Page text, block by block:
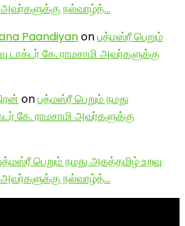
அவர்களுக்கு நல்வாழ்த்…
Paandiyanonபத்மஸ்ரீ பெறும்
டாக்டர் கே. ராமசாமி அவர்களுக்கு
onபத்மஸ்ரீ பெறும் நமது
கே. ராமசாமி அவர்களுக்கு
பெறும் நமது அகத்தமிழ் உறவு
அவர்களுக்கு நல்வாழ்த்…